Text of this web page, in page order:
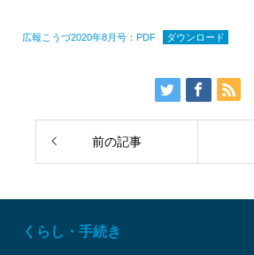
広報こうづ2020年8月号：PDF ダウンロード
前の記事
くらし・手続き